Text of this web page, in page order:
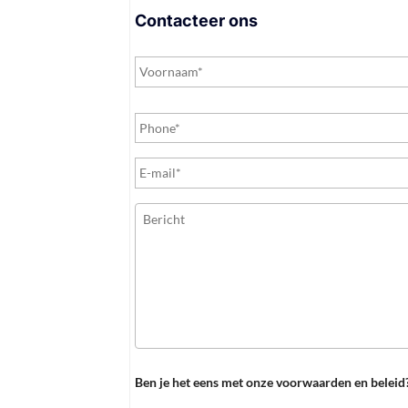
Contacteer ons
P
h
o
n
e
*
Ben je het eens met onze voorwaarden en